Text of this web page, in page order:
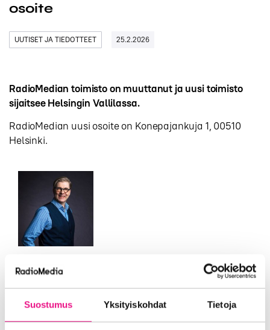
Suostumus Yksityiskohdat Tietoja
osoite
UUTISET JA TIEDOTTEET 25.2.2026
RadioMedian toimisto on muuttanut ja uusi toimisto
sijaitsee Helsingin Vallilassa.
RadioMedian uusi osoite on Konepajankuja 1, 00510
Helsinki.
Artikkeliin
henkilö
Stefan Möller
Toimitusjohtaja
stefan.moller@radiomedia.fi